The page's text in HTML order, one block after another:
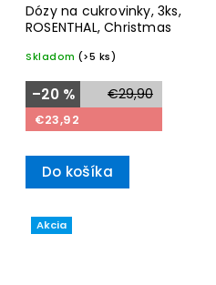
Dózy na cukrovinky, 3ks,
ROSENTHAL, Christmas
Skladom (>5 ks)
€29,90
–20 %
€23,92
Do košíka
Akcia